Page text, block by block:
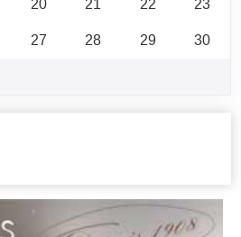
20 21 22
23
27 28 29
30